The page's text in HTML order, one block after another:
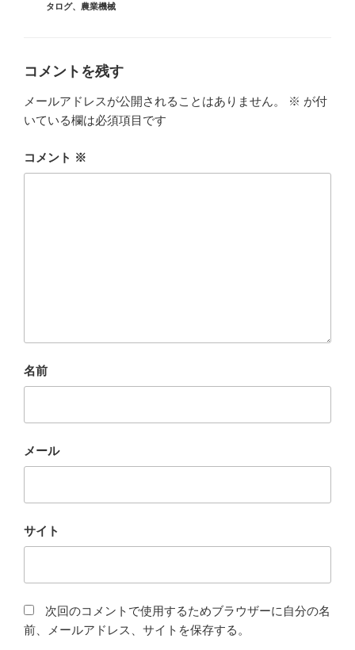
タログ、 農業機械
コメントを残す
メールアドレスが公開されることはありません。 ※ が付
いている欄は必須項目です
コメント ※
名前
メール
サイト
次回のコメントで使用するためブラウザーに自分の名
前、メールアドレス、サイトを保存する。